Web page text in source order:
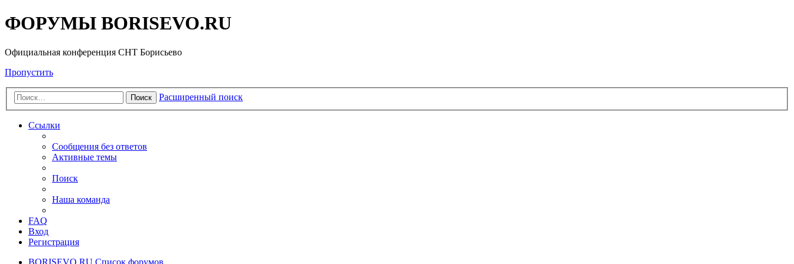
ФОРУМЫ BORISEVO.RU
Официальная конференция СНТ Борисьево
Пропустить
Поиск Расширенный поиск
Ссылки
Сообщения без ответов
Активные темы
Поиск
Наша команда
FAQ
Вход
Регистрация